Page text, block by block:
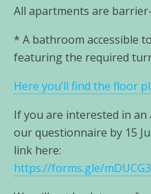
All apart­ments are
* A bath­room acces­si­ble
fea­turing the requi­red
Here you’ll find the flo­or
If you are inte­res­ted in
our ques­ti­on­n­aire by 15
link here:
https://forms.gle/